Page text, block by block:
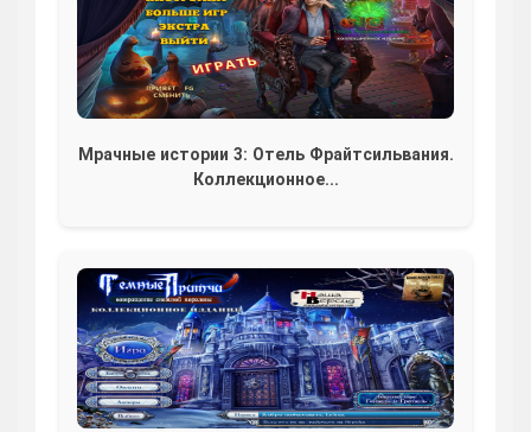
Мрачные истории 3: Отель Фрайтсильвания.
Коллекционное...